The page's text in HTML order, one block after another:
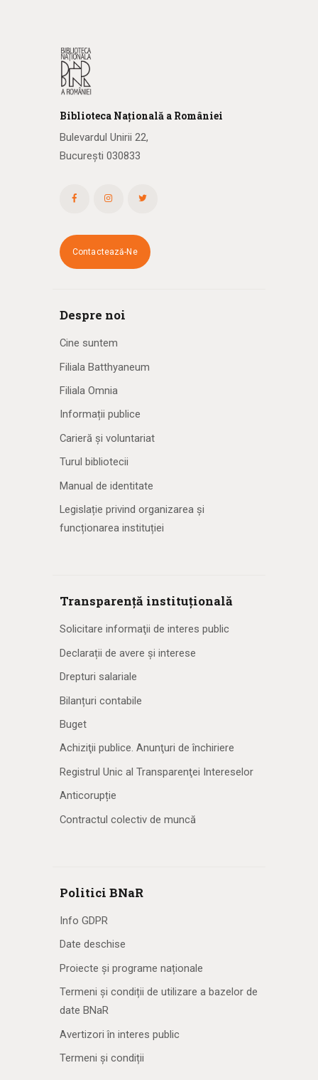
Biblioteca Națională a României
Bulevardul Unirii 22,
București 030833
Contactează-Ne
Despre noi
Cine suntem
Filiala Batthyaneum
Filiala Omnia
Informații publice
Carieră și voluntariat
Turul bibliotecii
Manual de identitate
Legislație privind organizarea și
funcționarea instituției
Transparență instituțională
Solicitare informaţii de interes public
Declarații de avere și interese
Drepturi salariale
Bilanțuri contabile
Buget
Achiziţii publice. Anunţuri de închiriere
Registrul Unic al Transparenţei Intereselor
Anticorupție
Contractul colectiv de muncă
Politici BNaR
Info GDPR
Date deschise
Proiecte și programe naționale
Termeni și condiții de utilizare a bazelor de
date BNaR
Avertizori în interes public
Termeni și condiții